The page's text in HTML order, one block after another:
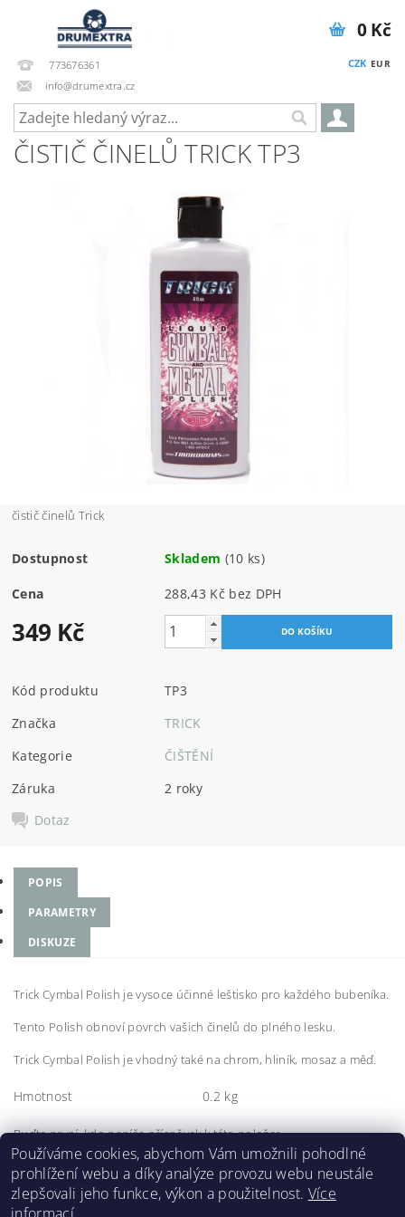
773676361
info@drumextra.cz
CZK EUR
0 Kč
ČISTIČ ČINELŮ TRICK TP3
čistič činelů Trick
Dostupnost Skladem (10 ks)
Cena 288,43 Kč bez DPH
349 Kč
Kód produktu
TP3
Značka
TRICK
Kategorie
ČIŠTĚNÍ
Záruka
2 roky
Dotaz
POPIS
PARAMETRY
DISKUZE
Trick Cymbal Polish je vysoce účinné leštisko pro každého bubeníka.
Tento Polish obnoví povrch vašich činelů do plného lesku.
Trick Cymbal Polish je vhodný také na chrom, hliník, mosaz a měď.
Hmotnost 0.2 kg
Buďte první, kdo napíše příspěvek k této položce.
Přidat komentář
Používáme cookies, abychom Vám umožnili pohodlné
prohlížení webu a díky analýze provozu webu neustále
zlepšovali jeho funkce, výkon a použitelnost. Více